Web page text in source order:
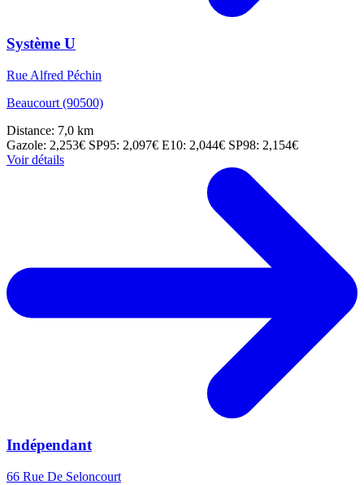
Système U
Rue Alfred Péchin
Beaucourt (90500)
Distance: 7,0 km
Gazole: 2,253€ SP95: 2,097€ E10: 2,044€ SP98: 2,154€
Voir détails
Indépendant
66 Rue De Seloncourt